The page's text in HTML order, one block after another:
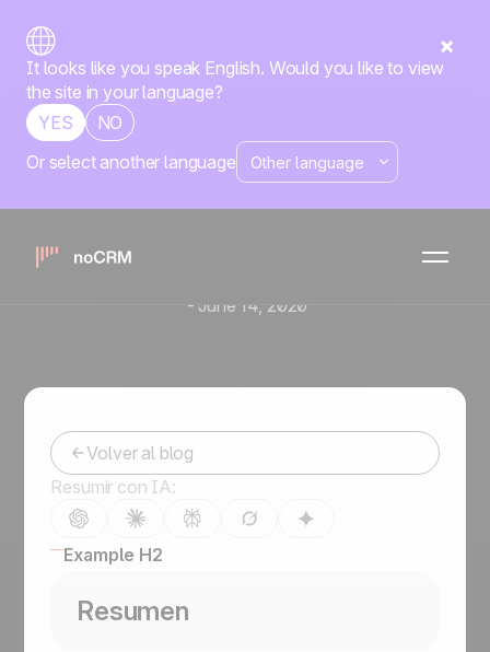
It looks like you speak English. Would you like to view
the site in your language?
YES
NO
Or select another language
Script de Ventas: la
herramienta gratuita que
facilita tu prospección
- June 14, 2020
Volver al blog
Resumir con IA:
Example H2
Resumen